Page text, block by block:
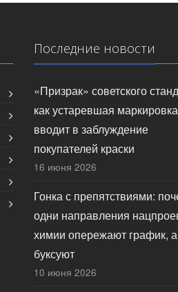
Последние новости
«Призрак» советского
как устаревшая маркировка
вводит в заблуждение
покупателей краски
16 июня 2026
Гонка с препятствиями:
одни направления
химии опережают график,
буксуют
10 июня 2026